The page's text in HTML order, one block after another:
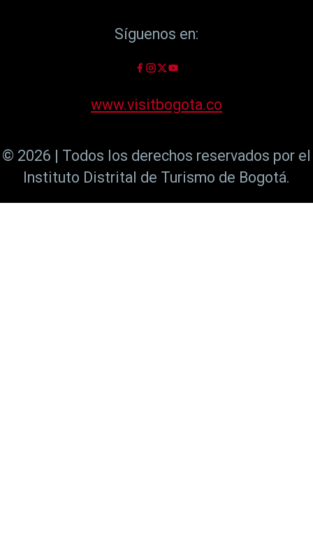
Síguenos en:
www.visitbogota.co
© 2026 | Todos los derechos reservados por el
Instituto Distrital de Turismo de Bogotá.